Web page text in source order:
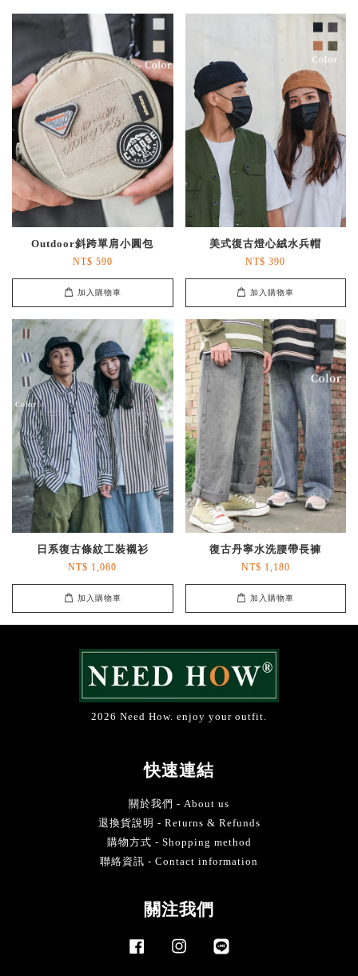
Outdoor斜跨單肩小圓包
NT$ 590
加入購物車
美式復古燈心絨水兵帽
NT$ 390
加入購物車
日系復古條紋工裝襯衫
NT$ 1,080
加入購物車
復古丹寧水洗腰帶長褲
NT$ 1,180
加入購物車
2026 Need How. enjoy your outfit.
快速連結
關於我們 - About us
退換貨說明 - Returns & Refunds
購物方式 - Shopping method
聯絡資訊 - Contact information
關注我們
Facebook Instagram